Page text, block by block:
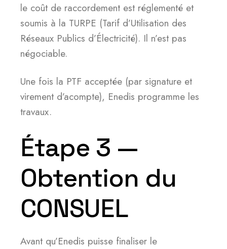
le coût de raccordement est réglementé et
soumis à la TURPE (Tarif d’Utilisation des
Réseaux Publics d’Électricité). Il n’est pas
négociable.
Une fois la PTF acceptée (par signature et
virement d’acompte), Enedis programme les
travaux.
Étape 3 —
Obtention du
CONSUEL
Avant qu’Enedis puisse finaliser le